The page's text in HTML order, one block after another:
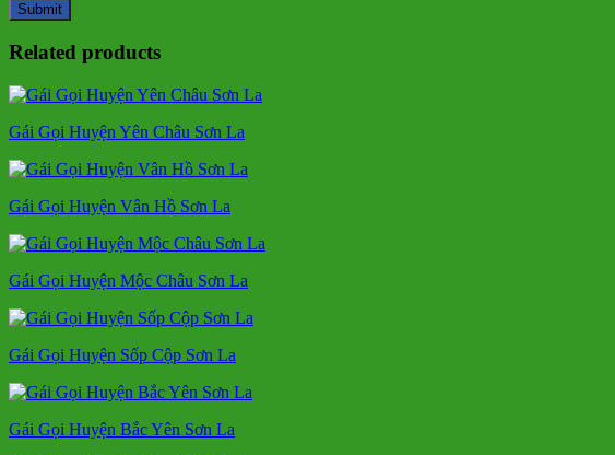
Related products
Gái Gọi Huyện Yên Châu Sơn La
Gái Gọi Huyện Vân Hồ Sơn La
Gái Gọi Huyện Mộc Châu Sơn La
Gái Gọi Huyện Sốp Cộp Sơn La
Gái Gọi Huyện Bắc Yên Sơn La